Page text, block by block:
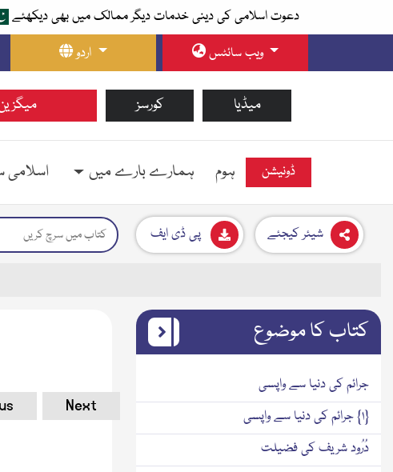
دعوت اسلامی کی دینی خدمات دیگر ممالک میں بھی دیکھئے
اردو
ویب سائٹس
کورسز میڈیا
ہوم ہمارے بارے میں اسلامی ڈونیشن
پی ڈی ایف شیئر کیجئے
Next
کتاب کا موضوع
جرائم کی دنیا سے واپسی
{۱} جرائم کی دنیا سے واپسی
دُرُود شریف کی فضیلت